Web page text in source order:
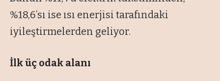
%18,6’sı ise ısı enerjisi tarafındaki
iyileştirmelerden geliyor.
İlk üç odak alanı